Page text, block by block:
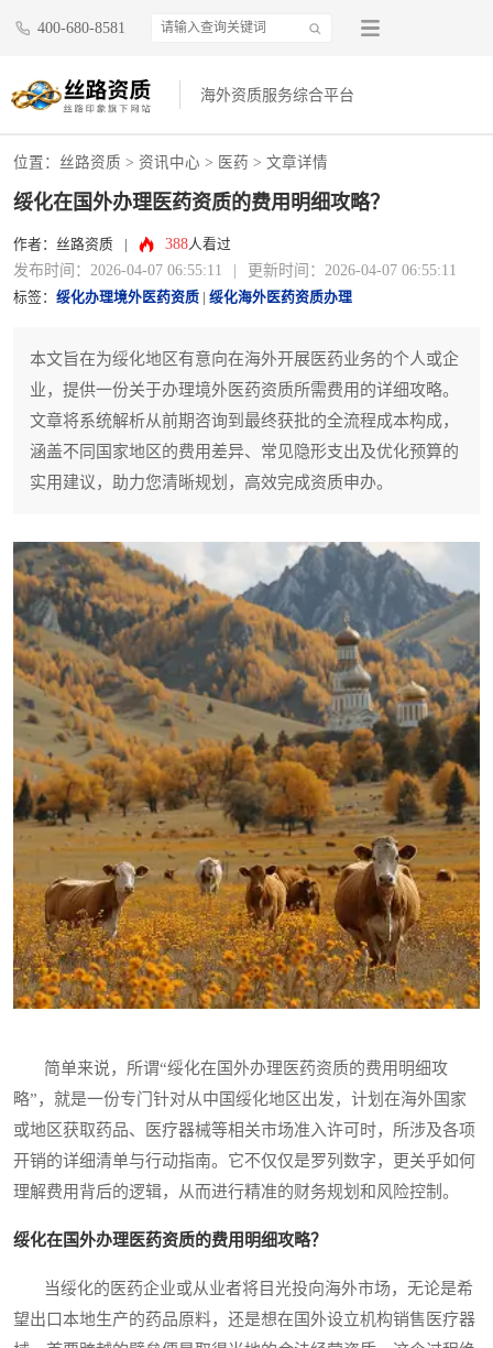
400-680-8581
海外资质服务综合平台
位置： 丝路资质 > 资讯中心 > 医药 > 文章详情
绥化在国外办理医药资质的费用明细攻略？
作者：丝路资质 388人看过
发布时间：2026-04-07 06:55:11 更新时间：2026-04-07 06:55:11
标签： 绥化办理境外医药资质 绥化海外医药资质办理
本文旨在为绥化地区有意向在海外开展医药业务的个人或企
业，提供一份关于办理境外医药资质所需费用的详细攻略。
文章将系统解析从前期咨询到最终获批的全流程成本构成，
涵盖不同国家地区的费用差异、常见隐形支出及优化预算的
实用建议，助力您清晰规划，高效完成资质申办。
简单来说，所谓“绥化在国外办理医药资质的费用明细攻
略”，就是一份专门针对从中国绥化地区出发，计划在海外国家
或地区获取药品、医疗器械等相关市场准入许可时，所涉及各项
开销的详细清单与行动指南。它不仅仅是罗列数字，更关乎如何
理解费用背后的逻辑，从而进行精准的财务规划和风险控制。
绥化在国外办理医药资质的费用明细攻略？
当绥化的医药企业或从业者将目光投向海外市场，无论是希
望出口本地生产的药品原料，还是想在国外设立机构销售医疗器